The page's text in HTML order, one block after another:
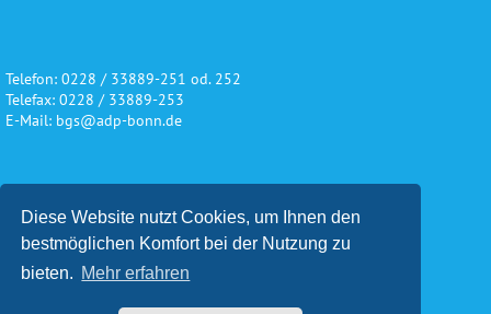
Diese Website nutzt Cookies, um Ihnen den
bestmöglichen Komfort bei der Nutzung zu
bieten. Mehr erfahren
Telefon: 0228 / 33889-251 od. 252
Telefax: 0228 / 33889-253
E-Mail: bgs@adp-bonn.de
Wir danken für die freundliche
Unterstützung und Förderung